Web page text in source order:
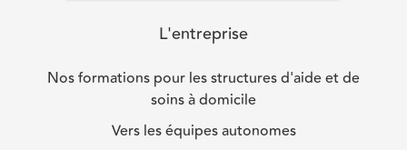
L'entreprise
Nos formations pour les structures d'aide et de
soins à domicile
Vers les équipes autonomes